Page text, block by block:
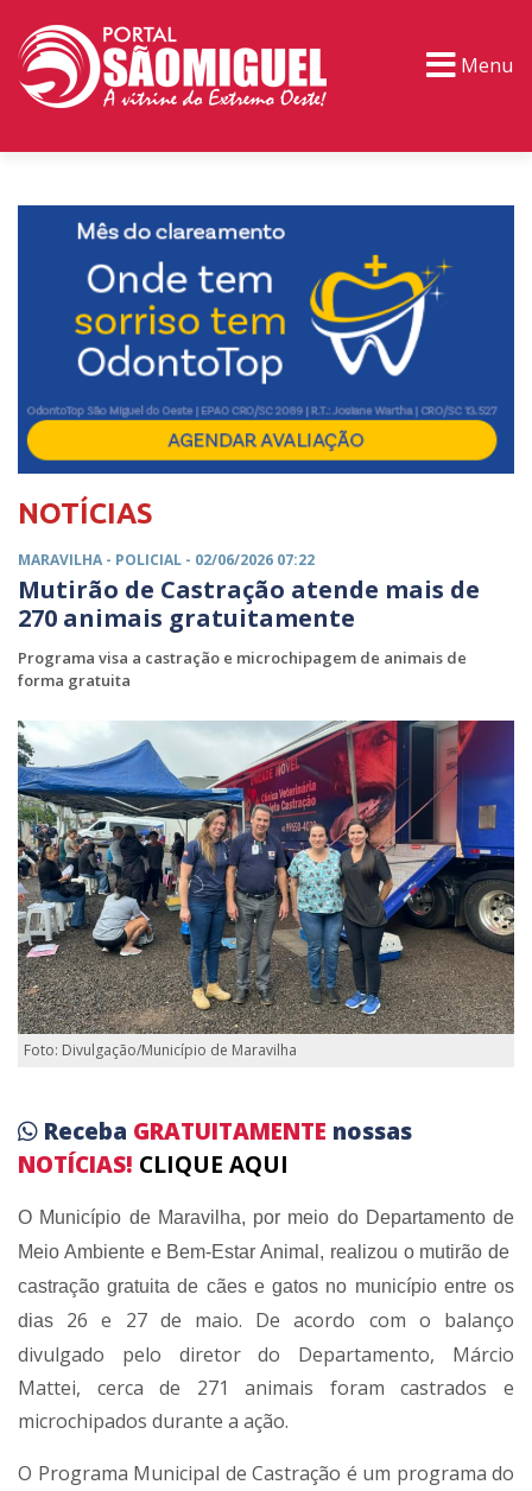
Menu
NOTÍCIAS
MARAVILHA - POLICIAL - 02/06/2026 07:22
Mutirão de Castração atende mais de
270 animais gratuitamente
Programa visa a castração e microchipagem de animais de
forma gratuita
Foto: Divulgação/Município de Maravilha
Receba GRATUITAMENTE nossas
NOTÍCIAS! CLIQUE AQUI
O Município de Maravilha, por meio do Departamento de
Meio Ambiente e Bem-Estar Animal, realizou o mutirão de
castração gratuita de cães e gatos no município entre os
dias 26 e 27 de maio. De acordo com o balanço
divulgado pelo diretor do Departamento, Márcio
Mattei, cerca de 271 animais foram castrados e
microchipados durante a ação.
O Programa Municipal de Castração é um programa do